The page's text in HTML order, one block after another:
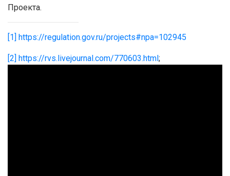
Проекта.
[1] https://regulation.gov.ru/projects#npa=102945
[2] https://rvs.livejournal.com/770603.html;